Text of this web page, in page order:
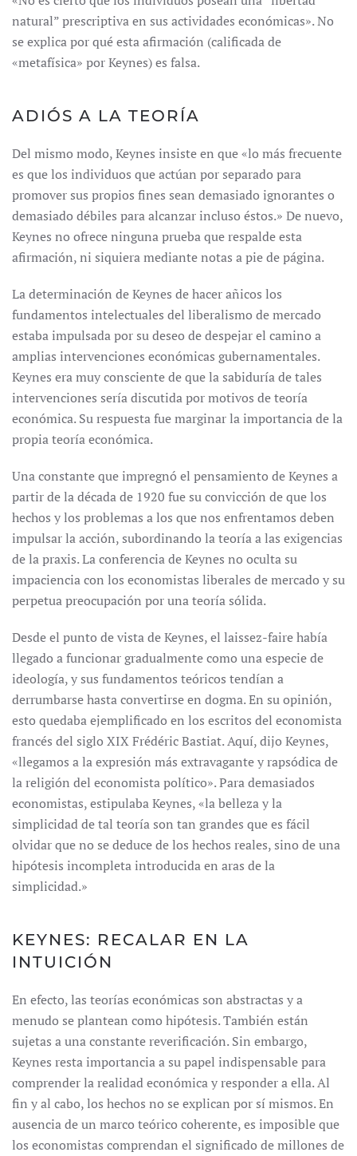
natural” prescriptiva en sus actividades económicas». No
se explica por qué esta afirmación (calificada de
«metafísica» por Keynes) es falsa.
ADIÓS A LA TEORÍA
Del mismo modo, Keynes insiste en que «lo más frecuente
es que los individuos que actúan por separado para
promover sus propios fines sean demasiado ignorantes o
demasiado débiles para alcanzar incluso éstos.» De nuevo,
Keynes no ofrece ninguna prueba que respalde esta
afirmación, ni siquiera mediante notas a pie de página.
La determinación de Keynes de hacer añicos los
fundamentos intelectuales del liberalismo de mercado
estaba impulsada por su deseo de despejar el camino a
amplias intervenciones económicas gubernamentales.
Keynes era muy consciente de que la sabiduría de tales
intervenciones sería discutida por motivos de teoría
económica. Su respuesta fue marginar la importancia de la
propia teoría económica.
Una constante que impregnó el pensamiento de Keynes a
partir de la década de 1920 fue su convicción de que los
hechos y los problemas a los que nos enfrentamos deben
impulsar la acción, subordinando la teoría a las exigencias
de la praxis. La conferencia de Keynes no oculta su
impaciencia con los economistas liberales de mercado y su
perpetua preocupación por una teoría sólida.
Desde el punto de vista de Keynes, el laissez-faire había
llegado a funcionar gradualmente como una especie de
ideología, y sus fundamentos teóricos tendían a
derrumbarse hasta convertirse en dogma. En su opinión,
esto quedaba ejemplificado en los escritos del economista
francés del siglo XIX Frédéric Bastiat. Aquí, dijo Keynes,
«llegamos a la expresión más extravagante y rapsódica de
la religión del economista político». Para demasiados
economistas, estipulaba Keynes, «la belleza y la
simplicidad de tal teoría son tan grandes que es fácil
olvidar que no se deduce de los hechos reales, sino de una
hipótesis incompleta introducida en aras de la
simplicidad.»
KEYNES: RECALAR EN LA
INTUICIÓN
En efecto, las teorías económicas son abstractas y a
menudo se plantean como hipótesis. También están
sujetas a una constante reverificación. Sin embargo,
Keynes resta importancia a su papel indispensable para
comprender la realidad económica y responder a ella. Al
fin y al cabo, los hechos no se explican por sí mismos. En
ausencia de un marco teórico coherente, es imposible que
los economistas comprendan el significado de millones de